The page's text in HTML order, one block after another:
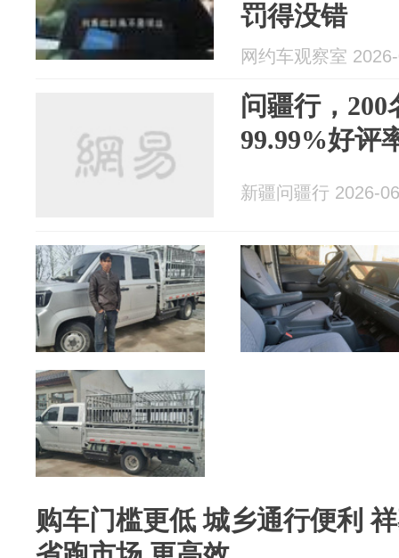
罚得没错
网约车观察室
问疆行，
99.99%好评
新疆问疆行 2026-
购车门槛更低 城乡通行便利